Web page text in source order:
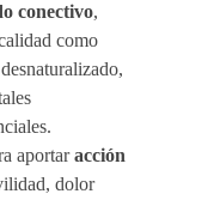
conectivo,
como
aportaracción
dolor